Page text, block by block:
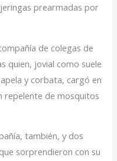
prearmadas por
de colegas de
quien, jovial como suele
y corbata, cargó en
repelente de mosquitos
también, y dos
sorprendieron con su